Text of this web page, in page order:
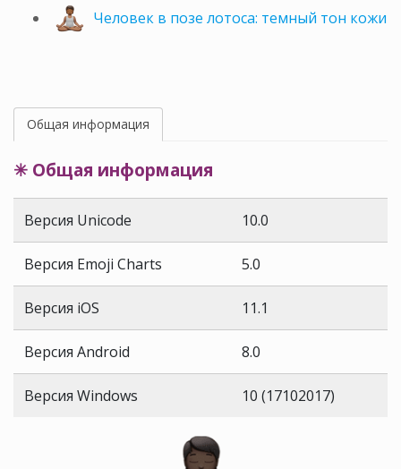
Человек в позе лотоса: темный тон кожи
Общая информация
✳ Общая информация
Версия Unicode 10.0
Версия Emoji Charts 5.0
Версия iOS 11.1
Версия Android 8.0
Версия Windows 10 (17102017)